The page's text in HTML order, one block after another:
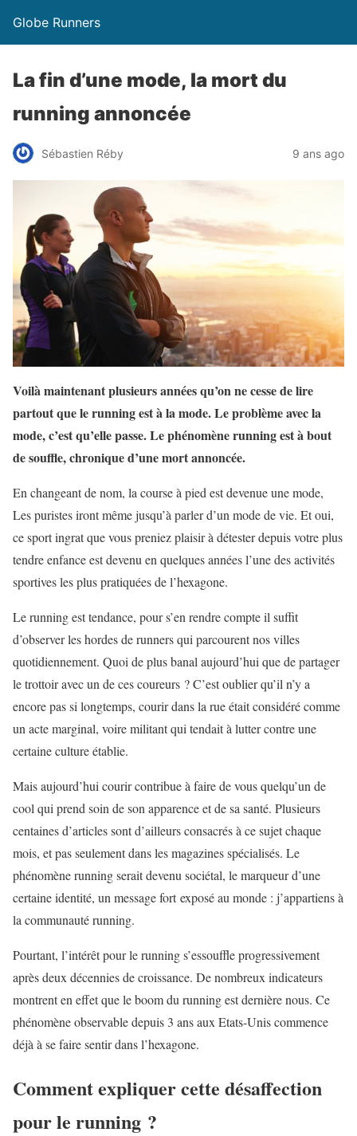
Globe Runners
La fin d’une mode, la mort du
running annoncée
Sébastien Réby 9 ans ago
Voilà maintenant plusieurs années qu’on ne cesse de lire
partout que le running est à la mode. Le problème avec la
mode, c’est qu’elle passe. Le phénomène running est à bout
de souffle, chronique d’une mort annoncée.
En changeant de nom, la course à pied est devenue une mode,
Les puristes iront même jusqu’à parler d’un mode de vie. Et oui,
ce sport ingrat que vous preniez plaisir à détester depuis votre plus
tendre enfance est devenu en quelques années l’une des activités
sportives les plus pratiquées de l’hexagone.
Le running est tendance, pour s’en rendre compte il suffit
d’observer les hordes de runners qui parcourent nos villes
quotidiennement. Quoi de plus banal aujourd’hui que de partager
le trottoir avec un de ces coureurs ? C’est oublier qu’il n’y a
encore pas si longtemps, courir dans la rue était considéré comme
un acte marginal, voire militant qui tendait à lutter contre une
certaine culture établie.
Mais aujourd’hui courir contribue à faire de vous quelqu’un de
cool qui prend soin de son apparence et de sa santé. Plusieurs
centaines d’articles sont d’ailleurs consacrés à ce sujet chaque
mois, et pas seulement dans les magazines spécialisés. Le
phénomène running serait devenu sociétal, le marqueur d’une
certaine identité, un message fort exposé au monde : j’appartiens à
la communauté running.
Pourtant, l’intérêt pour le running s’essouffle progressivement
après deux décennies de croissance. De nombreux indicateurs
montrent en effet que le boom du running est dernière nous. Ce
phénomène observable depuis 3 ans aux Etats-Unis commence
déjà à se faire sentir dans l’hexagone.
Comment expliquer cette désaffection
pour le running ?